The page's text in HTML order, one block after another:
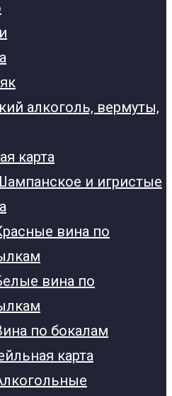
алкоголь, вермуты,
карта
и игристые
вина по
вина по
по бокалам
карта